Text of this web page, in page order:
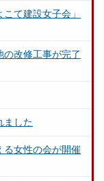
て建設女子会」
改修工事が完了
ました
る女性の会が開催